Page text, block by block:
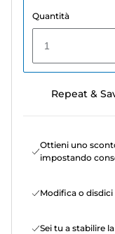
Quantità
1
Repeat &
Ottieni uno
impostando
Modifica o
Sei tu a stabilire